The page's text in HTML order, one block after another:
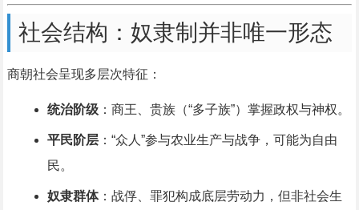
社会结构：奴隶制并非唯一形态
商朝社会呈现多层次特征：
统治阶级：商王、贵族（“多子族”）掌握政权与神权。
平民阶层：“众人”参与农业生产与战争，可能为自由
民。
奴隶群体：战俘、罪犯构成底层劳动力，但非社会生